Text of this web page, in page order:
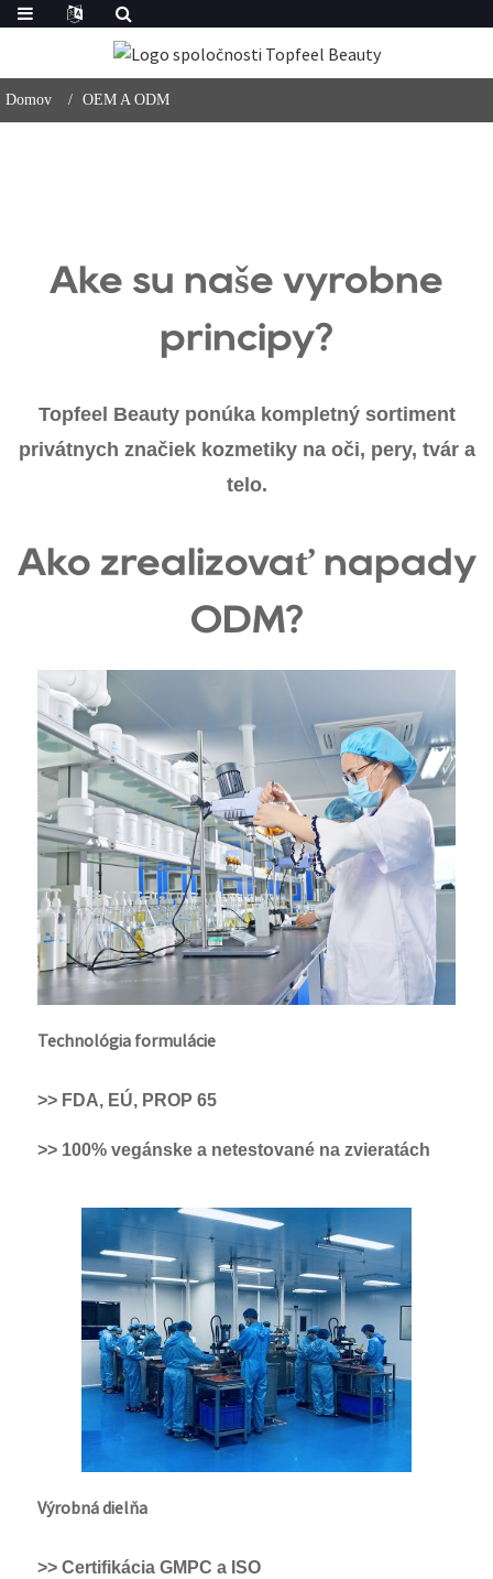
Domov OEM A ODM
Aké sú naše výrobné
princípy?
Topfeel Beauty ponúka kompletný sortiment
privátnych značiek kozmetiky na oči, pery, tvár a
telo.
Ako zrealizovať nápady
ODM?
Technológia formulácie
>> FDA, EÚ, PROP 65
>> 100% vegánske a netestované na zvieratách
Výrobná dielňa
>> Certifikácia GMPC a ISO